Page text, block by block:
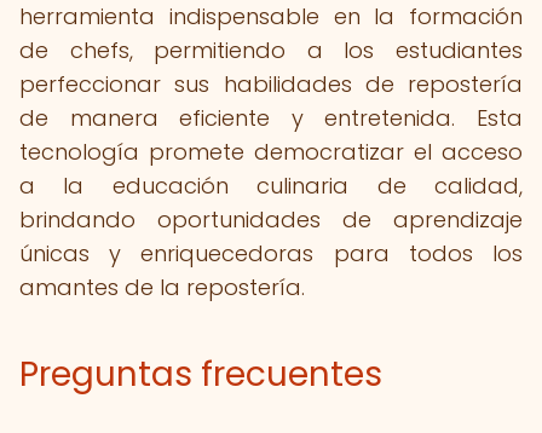
herramienta indispensable en la formación
de chefs, permitiendo a los estudiantes
perfeccionar sus habilidades de repostería
de manera eficiente y entretenida. Esta
tecnología promete democratizar el acceso
a la educación culinaria de calidad,
brindando oportunidades de aprendizaje
únicas y enriquecedoras para todos los
amantes de la repostería.
Preguntas frecuentes